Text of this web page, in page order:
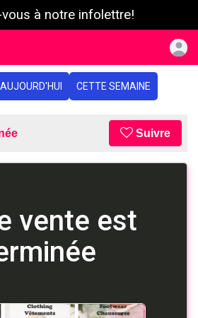
à notre infolettre!
AUJOURD'HUI CETTE SEMAINE
Suivre
vente est